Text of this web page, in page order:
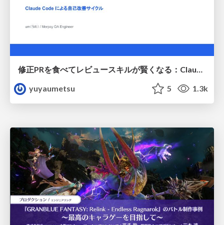
修正PRを食べてレビュースキルが賢くなる：Claude Codeによる自己改善サイクル
yuyaumetsu
5 1.3k